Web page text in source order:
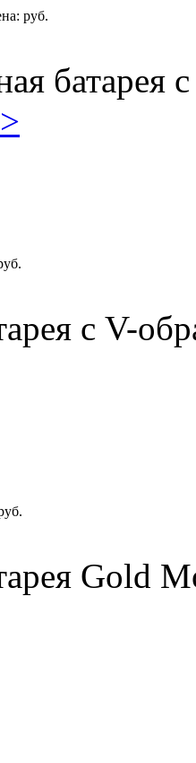
руб.
батарея
с V-
Gold